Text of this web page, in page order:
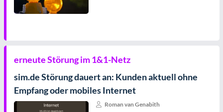
erneute Störung im 1&1-Netz
sim.de Störung dauert an: Kunden aktuell ohne
Empfang oder mobiles Internet
Roman van Genabith